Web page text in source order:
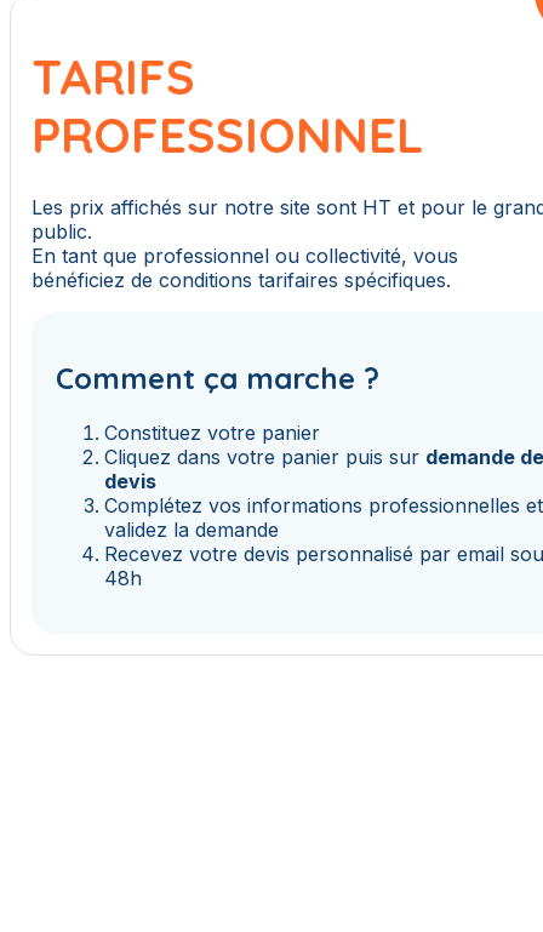
TARIFS
PROFESSIONNEL
Les prix affichés sur notre site sont HT et pour le
public.
En tant que professionnel ou collectivité, vous
bénéficiez de conditions tarifaires spécifiques.
Comment ça marche ?
Constituez votre panier
Cliquez dans votre panier puis sur demande
devis
Complétez vos informations professionnelles et
validez la demande
Recevez votre devis personnalisé par email
48h